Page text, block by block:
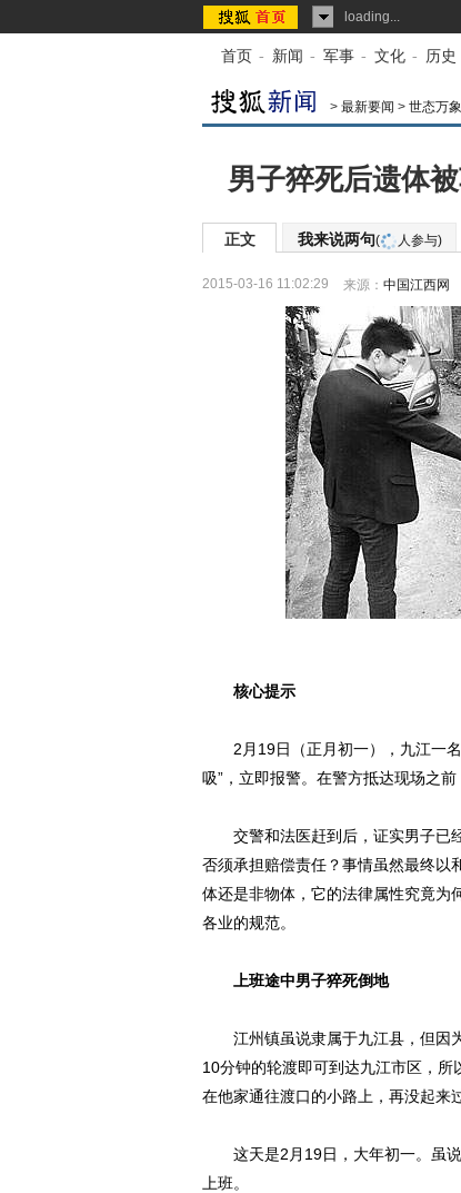
loading...
首页 - 新闻 - 军事 - 文化 - 历史
> 最新要闻 > 世态万象
男子猝死后遗体
正文 我来说两句( 人参与)
2015-03-16 11:02:29 来源： 中国江西网
核心提示
2月19日（正月初一），九江一名
吸”，立即报警。在警方抵达现场之
交警和法医赶到后，证实男子已经
否须承担赔偿责任？事情虽然最终
体还是非物体，它的法律属性究竟为
各业的规范。
上班途中男子猝死倒地
江州镇虽说隶属于九江县，但因为
10分钟的轮渡即可到达九江市区，
在他家通往渡口的小路上，再没起来过
这天是2月19日，大年初一。虽说
上班。